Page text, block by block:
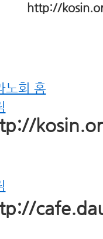
http://
노회 홈
5